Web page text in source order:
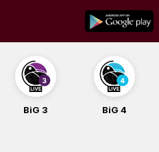
content
BiG 3 BiG 4